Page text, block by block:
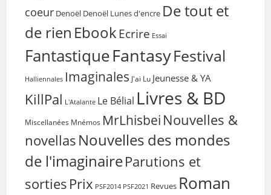
coeur Denoël Denoël Lunes d'encre De tout et
de rien EbookEcrire Essai
FantastiqueFantasyFestival
Halliennales Imaginales J'ai Lu Jeunesse & YA
KillPal L'Atalante Le Bélial Livres & BD
Miscellanées Mnémos MrLhisbei Nouvelles &
novellas Nouvelles des mondes
de l'imaginaireParutions et
sorties Prix PSF2014 PSF2021 Revues Roman